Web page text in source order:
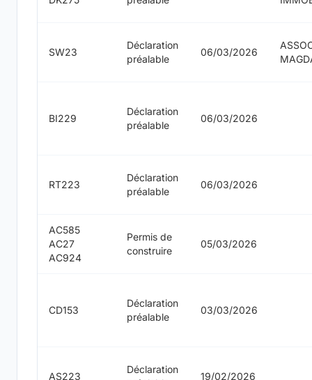
SW23
Déclaration
préalable
06/03/2026
BI229
Déclaration
préalable
06/03/2026
RT223
Déclaration
préalable
06/03/2026
AC585
AC27
AC924
Permis de
construire
05/03/2026
CD153
Déclaration
préalable
03/03/2026
AS223
Déclaration
19/02/2026